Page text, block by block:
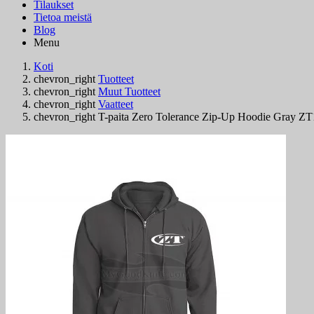
Tilaukset
Tietoa meistä
Blog
Menu
Koti
chevron_right Tuotteet
chevron_right Muut Tuotteet
chevron_right Vaatteet
chevron_right T-paita Zero Tolerance Zip-Up Hoodie Gray